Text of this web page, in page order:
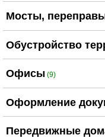
Мосты,
Обустройство
Офисы (9)
Оформление
Передвижные